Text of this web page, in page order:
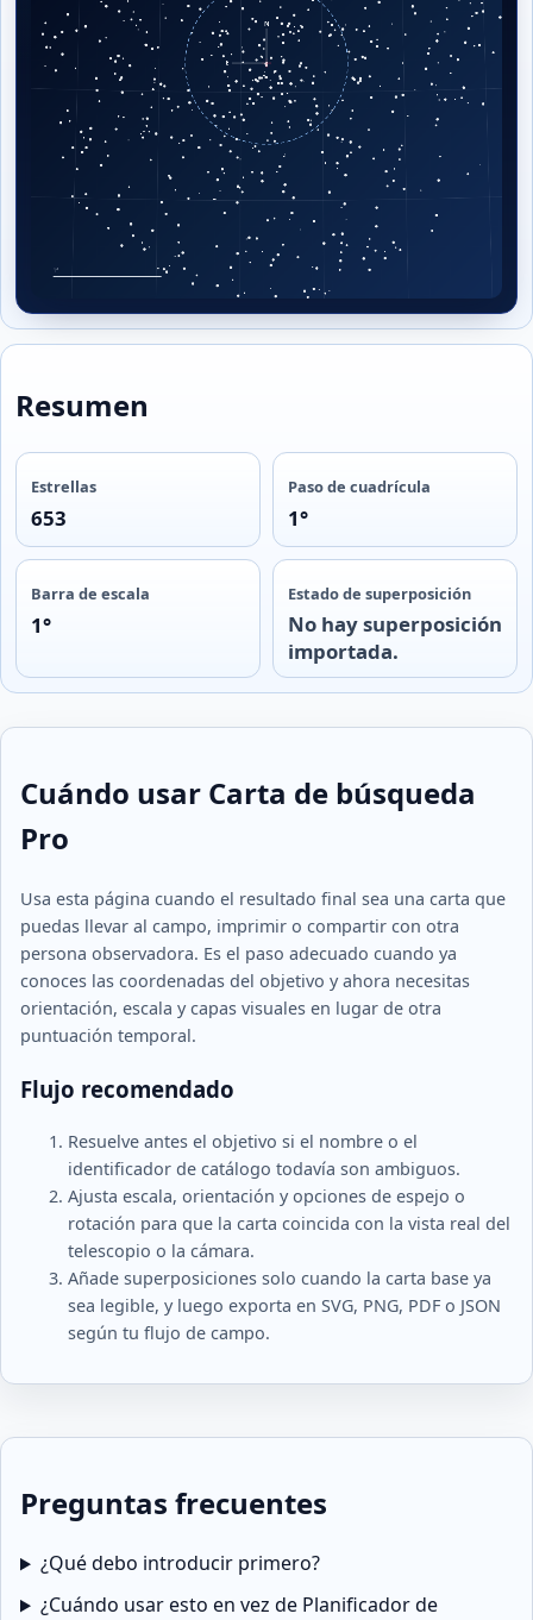
Resumen
Estrellas
653
Paso de cuadrícula
1°
Barra de escala
1°
Estado de superposición
No hay superposición
importada.
Cuándo usar Carta de búsqueda
Pro
Usa esta página cuando el resultado final sea una carta que
puedas llevar al campo, imprimir o compartir con otra
persona observadora. Es el paso adecuado cuando ya
conoces las coordenadas del objetivo y ahora necesitas
orientación, escala y capas visuales en lugar de otra
puntuación temporal.
Flujo recomendado
Resuelve antes el objetivo si el nombre o el
identificador de catálogo todavía son ambiguos.
Ajusta escala, orientación y opciones de espejo o
rotación para que la carta coincida con la vista real del
telescopio o la cámara.
Añade superposiciones solo cuando la carta base ya
sea legible, y luego exporta en SVG, PNG, PDF o JSON
según tu flujo de campo.
Preguntas frecuentes
¿Qué debo introducir primero?
¿Cuándo usar esto en vez de Planificador de